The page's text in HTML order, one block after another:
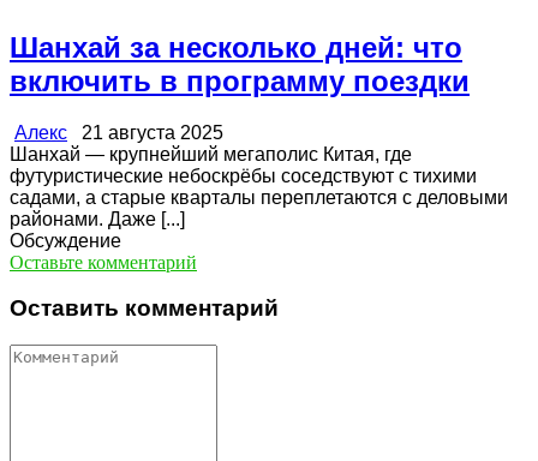
Шанхай за несколько дней: что
включить в программу поездки
Алекс 21 августа 2025
Шанхай — крупнейший мегаполис Китая, где
футуристические небоскрёбы соседствуют с тихими
садами, а старые кварталы переплетаются с деловыми
районами. Даже [...]
Обсуждение
Оставьте комментарий
Оставить комментарий